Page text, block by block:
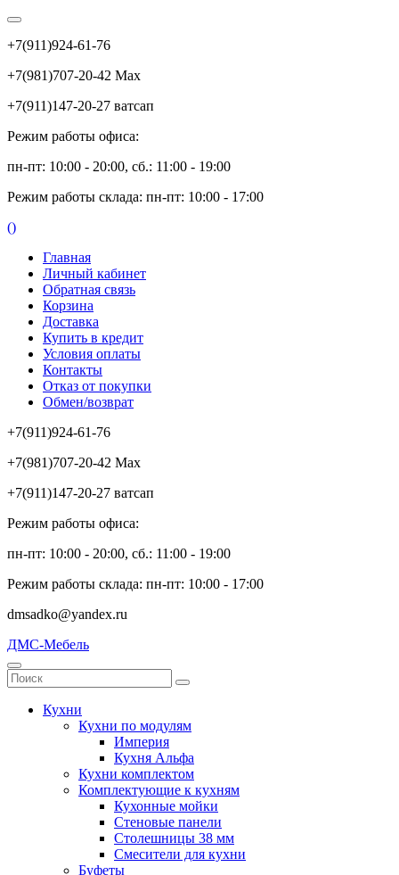
+7(911)924-61-76
+7(981)707-20-42 Max
+7(911)147-20-27 ватсап
Режим работы офиса:
пн-пт: 10:00 - 20:00, сб.: 11:00 - 19:00
Режим работы склада: пн-пт: 10:00 - 17:00
()
Главная
Личный кабинет
Обратная связь
Корзина
Доставка
Купить в кредит
Условия оплаты
Контакты
Отказ от покупки
Обмен/возврат
+7(911)924-61-76
+7(981)707-20-42 Max
+7(911)147-20-27 ватсап
Режим работы офиса:
пн-пт: 10:00 - 20:00, сб.: 11:00 - 19:00
Режим работы склада: пн-пт: 10:00 - 17:00
dmsadko@yandex.ru
ДМС-Мебель
Кухни
Кухни по модулям
Империя
Кухня Альфа
Кухни комплектом
Комплектующие к кухням
Кухонные мойки
Стеновые панели
Столешницы 38 мм
Смесители для кухни
Буфеты